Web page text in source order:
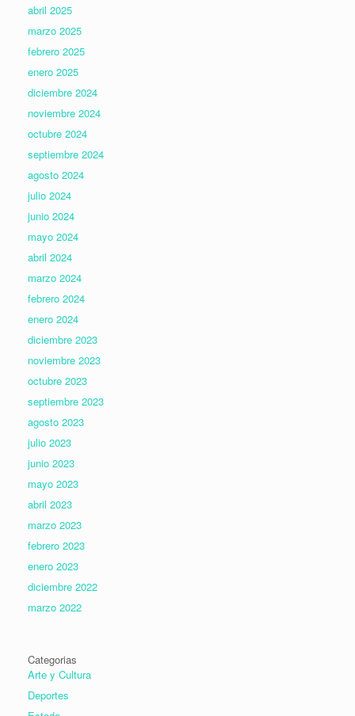
abril 2025
marzo 2025
febrero 2025
enero 2025
diciembre 2024
noviembre 2024
octubre 2024
septiembre 2024
agosto 2024
julio 2024
junio 2024
mayo 2024
abril 2024
marzo 2024
febrero 2024
enero 2024
diciembre 2023
noviembre 2023
octubre 2023
septiembre 2023
agosto 2023
julio 2023
junio 2023
mayo 2023
abril 2023
marzo 2023
febrero 2023
enero 2023
diciembre 2022
marzo 2022
Categorias
Arte y Cultura
Deportes